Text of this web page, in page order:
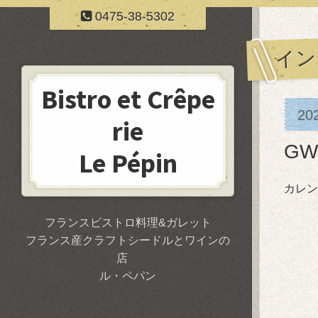
0475-38-5302
イ
カレ
Bistro et Crêpe
rie
Le Pépin
フランスビストロ料理&ガレット
フランス産クラフトシードルとワインの
店
ル・ペパン